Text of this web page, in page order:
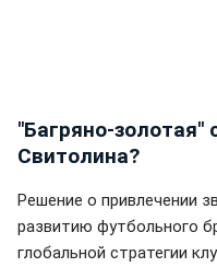
"Багряно-золотая"
Свитолина?
Решение о привлечении
развитию футбольного
глобальной стратегии